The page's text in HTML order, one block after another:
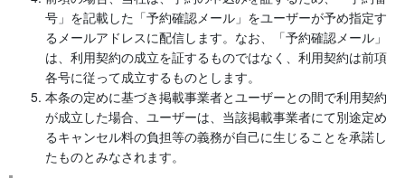
号」を記載した「予約確認メール」をユーザーが予め指定す
るメールアドレスに配信します。なお、「予約確認メール」
は、利用契約の成立を証するものではなく、利用契約は前項
各号に従って成立するものとします。
本条の定めに基づき掲載事業者とユーザーとの間で利用契約
が成立した場合、ユーザーは、当該掲載事業者にて別途定め
るキャンセル料の負担等の義務が自己に生じることを承諾し
たものとみなされます。